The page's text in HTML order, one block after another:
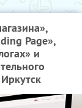
Page»,
и